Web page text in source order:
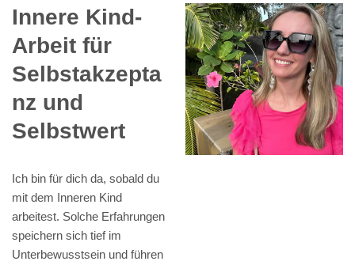
Innere Kind-
Arbeit für
Selbstakzepta
nz und
Selbstwert
Ich bin für dich da, sobald du
mit dem Inneren Kind
arbeitest. Solche Erfahrungen
speichern sich tief im
Unterbewusstsein und führen